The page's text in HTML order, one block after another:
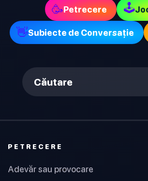
🥳Petrecere 🕹
👋Subiecte de Conversație
Căutare
PETRECERE
Adevăr sau provocare